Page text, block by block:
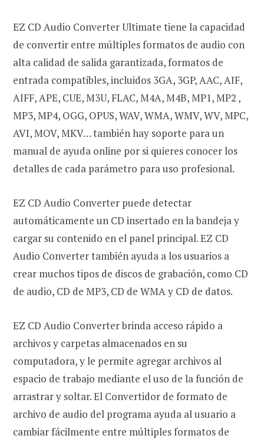
EZ CD Audio Converter Ultimate tiene la capacidad
de convertir entre múltiples formatos de audio con
alta calidad de salida garantizada, formatos de
entrada compatibles, incluidos 3GA, 3GP, AAC, AIF,
AIFF, APE, CUE, M3U, FLAC, M4A, M4B, MP1, MP2 ,
MP3, MP4, OGG, OPUS, WAV, WMA, WMV, WV, MPC,
AVI, MOV, MKV… también hay soporte para un
manual de ayuda online por si quieres conocer los
detalles de cada parámetro para uso profesional.
EZ CD Audio Converter puede detectar
automáticamente un CD insertado en la bandeja y
cargar su contenido en el panel principal. EZ CD
Audio Converter también ayuda a los usuarios a
crear muchos tipos de discos de grabación, como CD
de audio, CD de MP3, CD de WMA y CD de datos.
EZ CD Audio Converter brinda acceso rápido a
archivos y carpetas almacenados en su
computadora, y le permite agregar archivos al
espacio de trabajo mediante el uso de la función de
arrastrar y soltar. El Convertidor de formato de
archivo de audio del programa ayuda al usuario a
cambiar fácilmente entre múltiples formatos de